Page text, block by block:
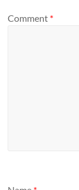
Comment *